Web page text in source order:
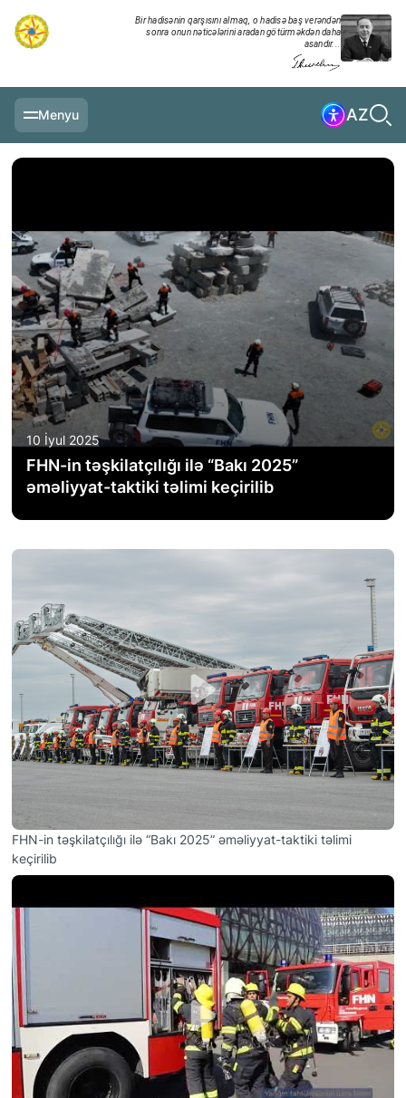
Bir hadisənin qarşısını almaq, o hadisə baş verəndən
sonra onun nəticələrini aradan götürməkdən daha
asandır...
Menyu AZ
GÜNDƏLIK XRONIKA
TƏDBIRLƏR
MULTİMEDİA
TƏLIMLƏR
NAZIRLIK
FƏALIYYƏT
QANUNVERICILIK
ƏLAQƏ
STATISTIKA
E-Xidmət
10 İyul 2025
FHN-in təşkilatçılığı ilə “Bakı 2025”
əməliyyat-taktiki təlimi keçirilib
FHN-in təşkilatçılığı ilə “Bakı 2025” əməliyyat-taktiki təlimi
keçirilib